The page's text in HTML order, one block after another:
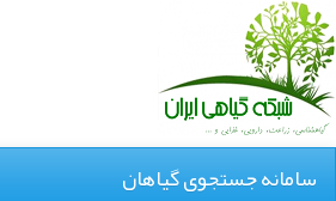
سامانه جستجوی گیاهان